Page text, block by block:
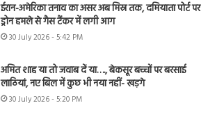
ईरान-अमेरिका तनाव का असर अब मिस्र तक, दमियाता पोर्ट पर
ड्रोन हमले से गैस टैंकर में लगी आग
30 July 2026 - 5:42 PM
अमित शाह या तो जवाब दें या…., बेकसूर बच्चों पर बरसाई
लाठियां, नए बिल में कुछ भी नया नहीं- खड़गे
30 July 2026 - 5:20 PM